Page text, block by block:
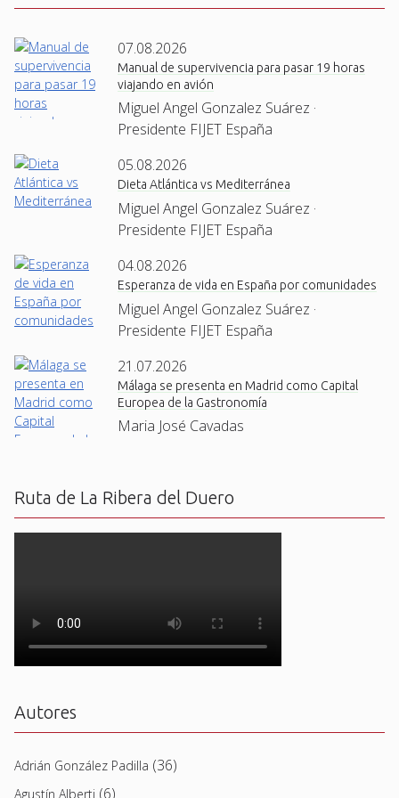
07.08.2026
Manual de supervivencia para pasar 19 horas
viajando en avión
Miguel Angel Gonzalez Suárez ·
Presidente FIJET España
05.08.2026
Dieta Atlántica vs Mediterránea
Miguel Angel Gonzalez Suárez ·
Presidente FIJET España
04.08.2026
Esperanza de vida en España por comunidades
Miguel Angel Gonzalez Suárez ·
Presidente FIJET España
21.07.2026
Málaga se presenta en Madrid como Capital
Europea de la Gastronomía
Maria José Cavadas
Ruta de La Ribera del Duero
Autores
Adrián González Padilla (36)
Agustín Alberti (6)